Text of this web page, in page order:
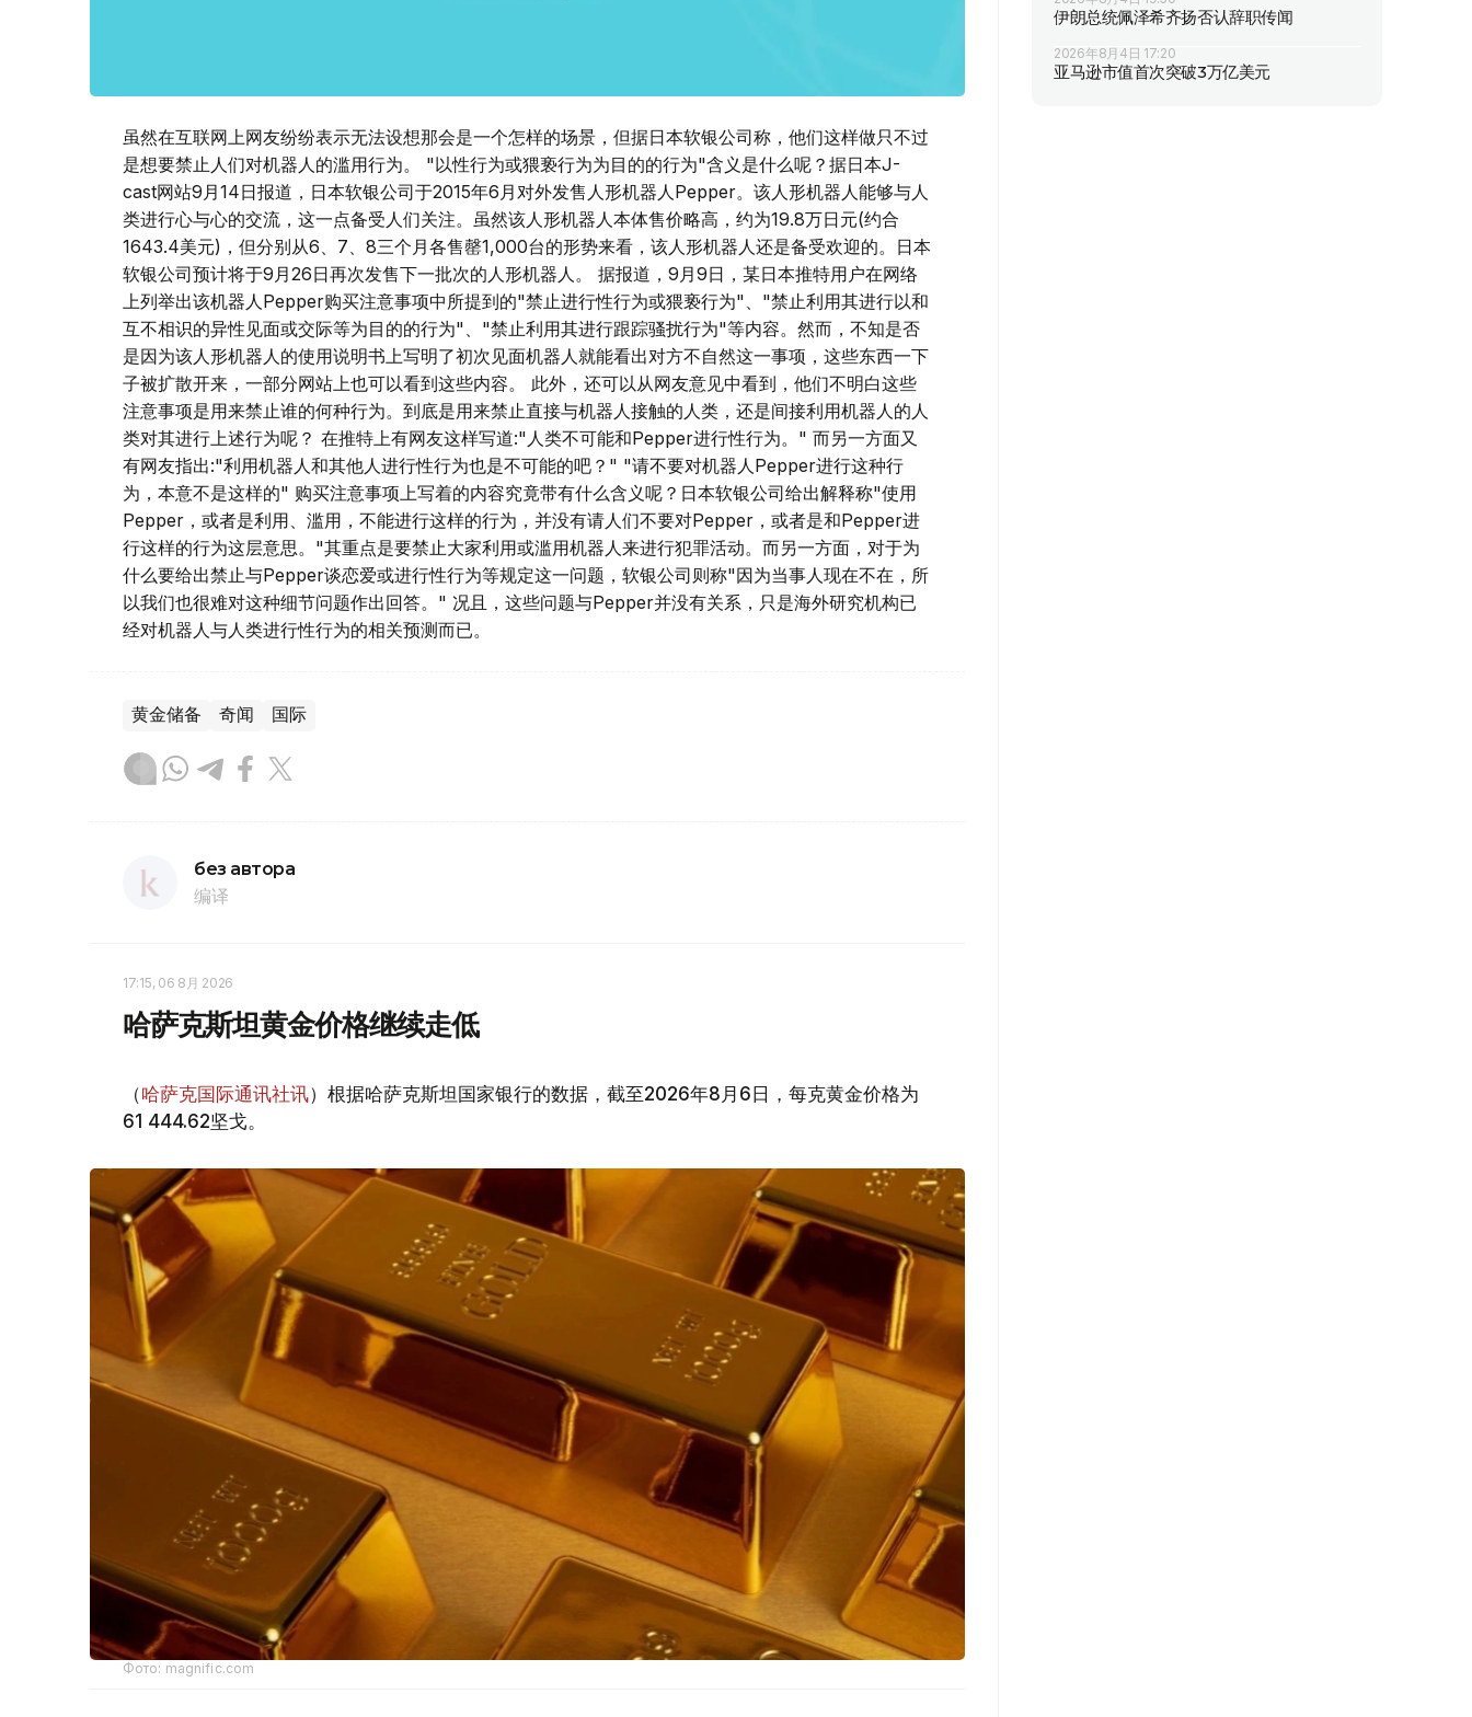
虽然在互联网上网友纷纷表示无法设想那会是一个怎样的场景，但据日本软银公司称，他们这样做只不过
是想要禁止人们对机器人的滥用行为。 "以性行为或猥亵行为为目的的行为"含义是什么呢？据日本J-
cast网站9月14日报道，日本软银公司于2015年6月对外发售人形机器人Pepper。该人形机器人能够与人
类进行心与心的交流，这一点备受人们关注。虽然该人形机器人本体售价略高，约为19.8万日元(约合
1643.4美元)，但分别从6、7、8三个月各售罄1,000台的形势来看，该人形机器人还是备受欢迎的。日本
软银公司预计将于9月26日再次发售下一批次的人形机器人。 据报道，9月9日，某日本推特用户在网络
上列举出该机器人Pepper购买注意事项中所提到的"禁止进行性行为或猥亵行为"、"禁止利用其进行以和
互不相识的异性见面或交际等为目的的行为"、"禁止利用其进行跟踪骚扰行为"等内容。然而，不知是否
是因为该人形机器人的使用说明书上写明了初次见面机器人就能看出对方不自然这一事项，这些东西一下
子被扩散开来，一部分网站上也可以看到这些内容。 此外，还可以从网友意见中看到，他们不明白这些
注意事项是用来禁止谁的何种行为。到底是用来禁止直接与机器人接触的人类，还是间接利用机器人的人
类对其进行上述行为呢？ 在推特上有网友这样写道:"人类不可能和Pepper进行性行为。" 而另一方面又
有网友指出:"利用机器人和其他人进行性行为也是不可能的吧？" "请不要对机器人Pepper进行这种行
为，本意不是这样的" 购买注意事项上写着的内容究竟带有什么含义呢？日本软银公司给出解释称"使用
Pepper，或者是利用、滥用，不能进行这样的行为，并没有请人们不要对Pepper，或者是和Pepper进
行这样的行为这层意思。"其重点是要禁止大家利用或滥用机器人来进行犯罪活动。而另一方面，对于为
什么要给出禁止与Pepper谈恋爱或进行性行为等规定这一问题，软银公司则称"因为当事人现在不在，所
以我们也很难对这种细节问题作出回答。" 况且，这些问题与Pepper并没有关系，只是海外研究机构已
经对机器人与人类进行性行为的相关预测而已。
黄金储备 奇闻 国际
без автора
编译
17:15, 06 8月 2026
哈萨克斯坦黄金价格继续走低
（哈萨克国际通讯社讯）根据哈萨克斯坦国家银行的数据，截至2026年8月6日，每克黄金价格为
61 444.62坚戈。
Фото: magnific.com
伊朗总统佩泽希齐扬否认辞职传闻
2026年8月4日 17:20
亚马逊市值首次突破3万亿美元